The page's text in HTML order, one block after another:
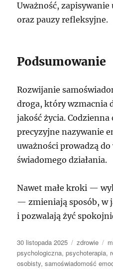
Uważność, zapisywanie
oraz pauzy refleksyjne.
Podsumowanie
Rozwijanie
droga, który wzmacnia
jakość życia.
precyzyjne nazywanie
uważności prowadzą
świadomego działania.
Nawet małe kroki —
— zmieniają sposób, w
i pozwalają żyć
Data
publikacji
30 listopada 2025 Kategorie
zdrowie
psychologiczna,psychoterapia,
osobisty,samoświadomość